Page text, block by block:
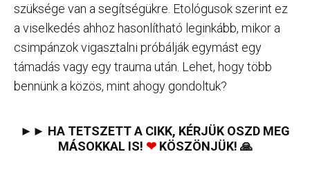
szüksége van a segítségükre. Etológusok szerint ez
a viselkedés ahhoz hasonlítható leginkább, mikor a
csimpánzok vigasztalni próbálják egymást egy
támadás vagy egy trauma után. Lehet, hogy több
bennünk a közös, mint ahogy gondoltuk?
►► HA TETSZETT A CIKK, KÉRJÜK OSZD MEG
MÁSOKKAL IS! ❤KÖSZÖNJÜK! 🙏